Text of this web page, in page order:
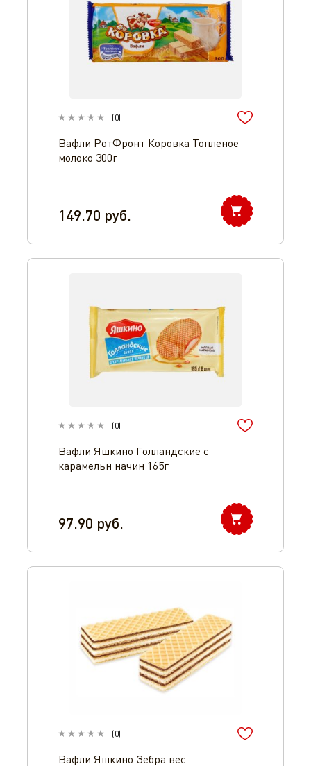
(0)
Вафли РотФронт Коровка Топленое
молоко 300г
149.70 руб.
(0)
Вафли Яшкино Голландские с
карамельн начин 165г
97.90 руб.
(0)
Вафли Яшкино Зебра вес